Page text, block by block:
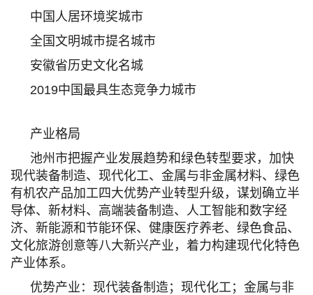
中国人居环境奖城市
全国文明城市提名城市
安徽省历史文化名城
2019中国最具生态竞争力城市
产业格局
池州市把握产业发展趋势和绿色转型要求，加快
现代装备制造、现代化工、金属与非金属材料、绿色
有机农产品加工四大优势产业转型升级，谋划确立半
导体、新材料、高端装备制造、人工智能和数字经
济、新能源和节能环保、健康医疗养老、绿色食品、
文化旅游创意等八大新兴产业，着力构建现代化特色
产业体系。
优势产业：现代装备制造；现代化工；金属与非